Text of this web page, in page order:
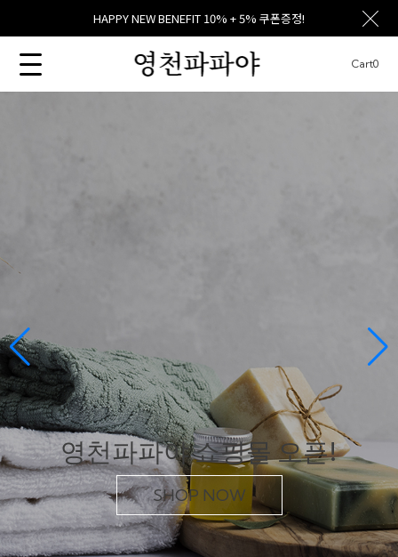
HAPPY NEW BENEFIT 10% + 5% 쿠폰증정!
Cart0
영천파파야 쇼핑몰 오픈!
SHOP NOW